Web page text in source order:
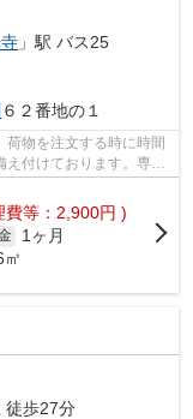
」駅 バス25
６２番地の１
荷物を注文する時に時間
付けております。専有
費等：2,900円 )
1ヶ月
徒歩27分